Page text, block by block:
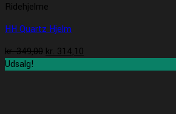
Ridehjelme
HH Quartz Hjelm
kr.349,00 Den
kr. 314,10
Udsalg!